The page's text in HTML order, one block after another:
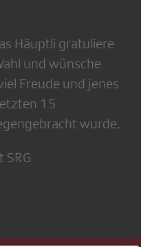
Häuptli gratuliere
und wünsche
Freude und jenes
15
wurde.
SRG